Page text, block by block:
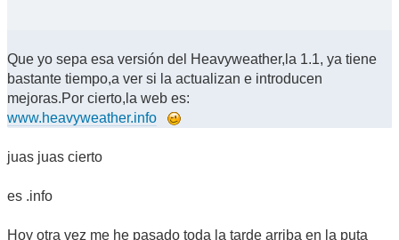
Que yo sepa esa versión del Heavyweather,la 1.1, ya tiene
bastante tiempo,a ver si la actualizan e introducen
mejoras.Por cierto,la web es:
www.heavyweather.info
juas juas cierto
es .info
Hoy otra vez me he pasado toda la tarde arriba en la puta